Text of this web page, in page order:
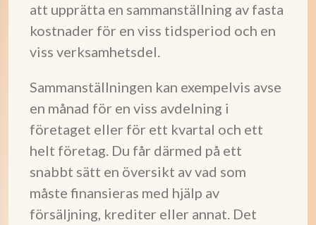
att upprätta en sammanställning av fasta
kostnader för en viss tidsperiod och en
viss verksamhetsdel.
Sammanställningen kan exempelvis avse
en månad för en viss avdelning i
företaget eller för ett kvartal och ett
helt företag. Du får därmed på ett
snabbt sätt en översikt av vad som
måste finansieras med hjälp av
försäljning, krediter eller annat. Det